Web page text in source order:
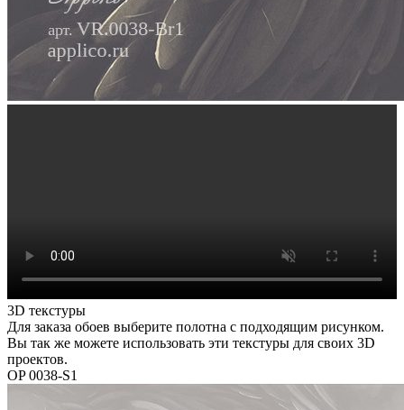
3D текстуры
Для заказа обоев выберите полотна с подходящим рисунком.
Вы так же можете использовать эти текстуры для своих 3D
проектов.
OP 0038-S1